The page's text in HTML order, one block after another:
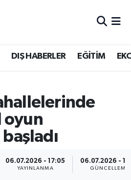
DIŞ HABERLER EĞİTİM
oyun
06.07.2026 - 17:05
YAYINLANMA
06.07.2026 -
GÜNCELLEME